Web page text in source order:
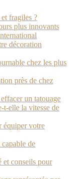
fragiles ?
plus innovants
décoration
chez les plus
près de chez
un tatouage
t-elle la vitesse de
équiper votre
de
et conseils pour